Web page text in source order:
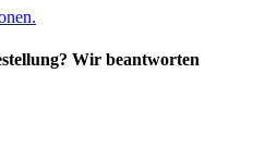
Wir beantworten